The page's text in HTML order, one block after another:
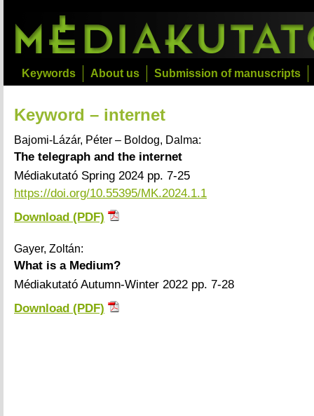
Keywords About us Submission of manuscripts
Keyword – internet
Bajomi-Lázár, Péter – Boldog, Dalma:
The telegraph and the internet
Médiakutató Spring 2024 pp. 7-25
https://doi.org/10.55395/MK.2024.1.1
Download (PDF)
Gayer, Zoltán:
What is a Medium?
Médiakutató Autumn-Winter 2022 pp. 7-28
Download (PDF)